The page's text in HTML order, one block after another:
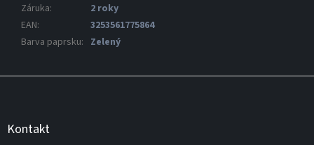
Záruka:
2 roky
EAN:
3253561775864
Barva paprsku: Zelený
Z
Kontakt